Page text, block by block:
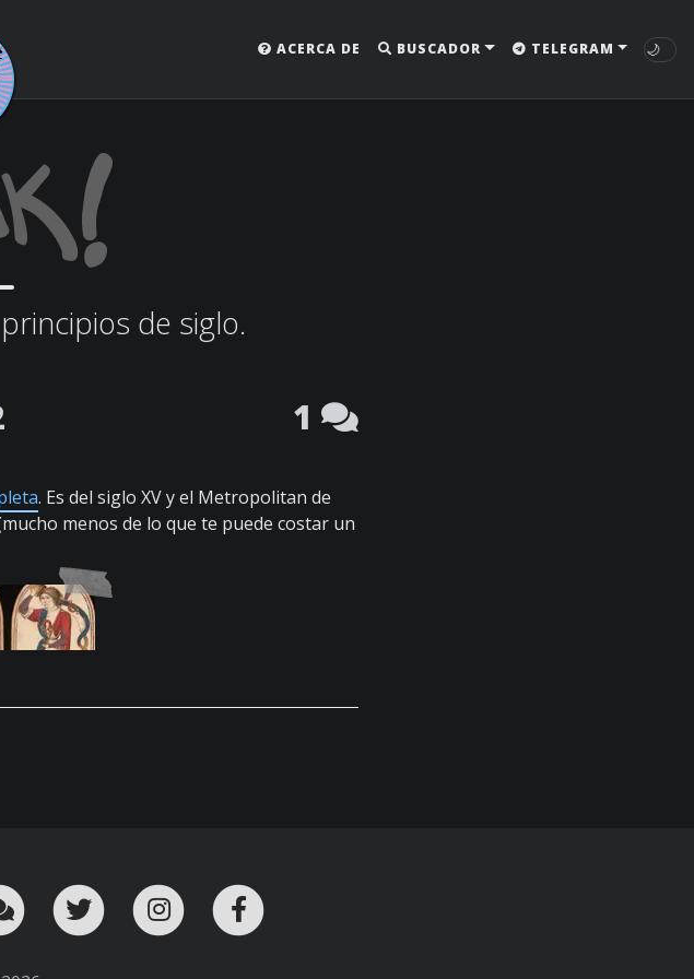
ACERCA DE BUSCADOR TELEGRAM 🌙
de siglo.
1
. Es del siglo XV y el Metropolitan de
menos de lo que te puede costar un
en Telegram!
Charla con nosotros en Telegram
Twitter Instagram